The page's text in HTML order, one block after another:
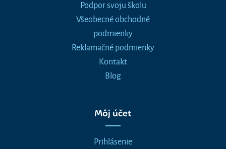
Podpor svoju školu
Všeobecné obchodné
podmienky
Reklamačné podmienky
Kontakt
Blog
Môj účet
Prihlásenie